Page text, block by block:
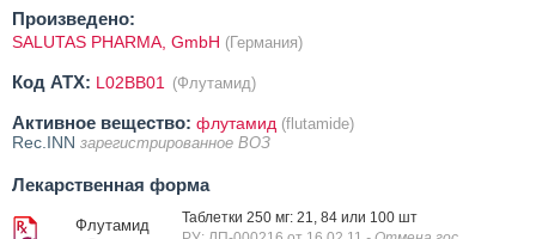
Произведено:
SALUTAS PHARMA, GmbH (Германия)
Код ATX: L02BB01 (Флутамид)
Активное вещество: флутамид (flutamide)
Rec.INN зарегистрированное ВОЗ
Лекарственная форма
Флутамид
Таблетки 250 мг: 21, 84 или 100 шт